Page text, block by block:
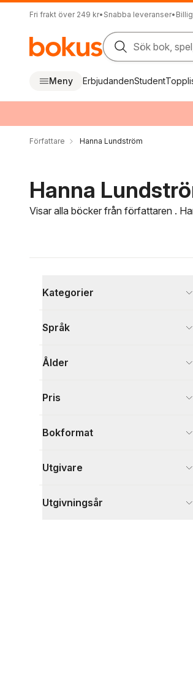
Fri frakt över 249 kr• Snabba leveranser•
Sök bok,
Meny ErbjudandenStudent
Författare Hanna Lundström
Hanna
Visar alla böcker från författaren .
Kategorier
Visa fler
Språk
Ålder
Pris
Bokformat
Utgivare
Utgivningsår